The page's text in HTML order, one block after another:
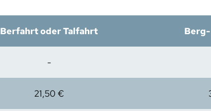
Berfahrt oder Talfahrt
-
21,50 €